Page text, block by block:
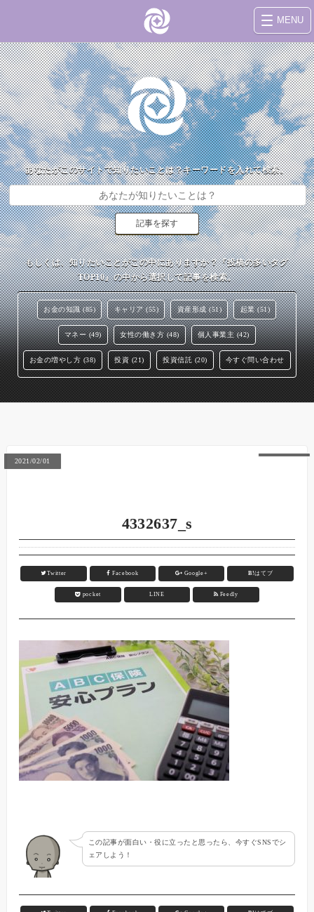
MENU
あなたがこのサイトで知りたいことは？キーワードを入れて検索。
もしくは、知りたいことがこの中にありますか？『投稿の多いタグ
TOP10』の中から選択して記事を検索。
お金の知識 (85) キャリア (55) 資産形成 (51) 起業 (51)
マネー (49) 女性の働き方 (48) 個人事業主 (42)
お金の増やし方 (38) 投資 (21) 投資信託 (20) 今すぐ問い合わせ
2021/02/01
4332637_s
Twitter Facebook Google+ B!はてブ
pocket LINE Feedly
この記事が面白い・役に立ったと思ったら、今すぐSNSでシ
ェアしよう！